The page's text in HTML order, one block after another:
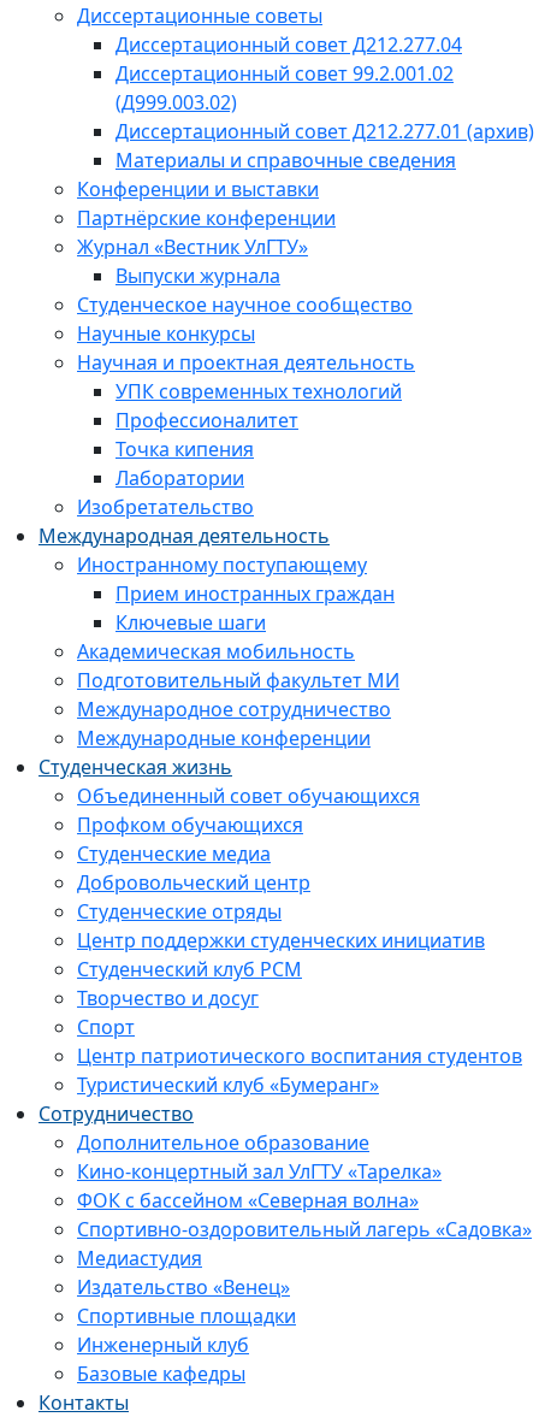
Диссертационные советы
Диссертационный совет Д212.277.04
Диссертационный совет 99.2.001.02
(Д999.003.02)
Диссертационный совет Д212.277.01 (архив)
Материалы и справочные сведения
Конференции и выставки
Партнёрские конференции
Журнал «Вестник УлГТУ»
Выпуски журнала
Студенческое научное сообщество
Научные конкурсы
Научная и проектная деятельность
УПК современных технологий
Профессионалитет
Точка кипения
Лаборатории
Изобретательство
Международная деятельность
Иностранному поступающему
Прием иностранных граждан
Ключевые шаги
Академическая мобильность
Подготовительный факультет МИ
Международное сотрудничество
Международные конференции
Студенческая жизнь
Объединенный совет обучающихся
Профком обучающихся
Студенческие медиа
Добровольческий центр
Студенческие отряды
Центр поддержки студенческих инициатив
Студенческий клуб РСМ
Творчество и досуг
Спорт
Центр патриотического воспитания студентов
Туристический клуб «Бумеранг»
Сотрудничество
Дополнительное образование
Кино-концертный зал УлГТУ «Тарелка»
ФОК с бассейном «Северная волна»
Спортивно-оздоровительный лагерь «Садовка»
Медиастудия
Издательство «Венец»
Спортивные площадки
Инженерный клуб
Базовые кафедры
Контакты